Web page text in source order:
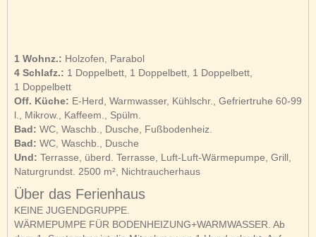
1 Wohnz.: Holzofen, Parabol
4 Schlafz.: 1 Doppelbett, 1 Doppelbett, 1 Doppelbett,
1 Doppelbett
Off. Küche: E-Herd, Warmwasser, Kühlschr., Gefriertruhe 60-99
l., Mikrow., Kaffeem., Spülm.
Bad: WC, Waschb., Dusche, Fußbodenheiz.
Bad: WC, Waschb., Dusche
Und: Terrasse, überd. Terrasse, Luft-Luft-Wärmepumpe, Grill,
Naturgrundst. 2500 m², Nichtraucherhaus
Über das Ferienhaus
KEINE JUGENDGRUPPE.
WÄRMEPUMPE FÜR BODENHEIZUNG+WARMWASSER. Ab